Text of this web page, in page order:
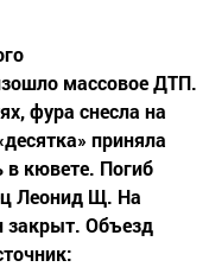
массовое ДТП.
фура снесла на
приняла
в кювете. Погиб
Леонид Щ. На
закрыт. Объезд